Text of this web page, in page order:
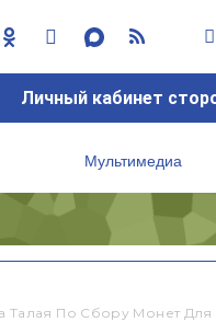
Личный кабинет
Мультимедиа
Талая По Сбору Монет Для